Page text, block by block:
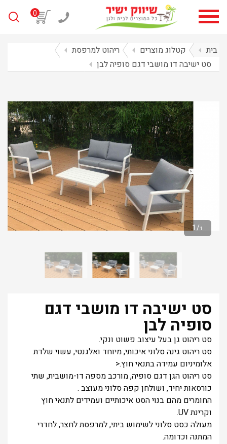
0
בית arrow_left קטלוג מוצרים arrow_left ריהוט למרפסת arrow_left
סט ישיבה דו מושבי דגם סופיה לבן arrow_left
1/1
סט ישיבה דו מושבי דגם
סופיה לבן
סט ריהוט גן בעל עיצוב פשוט ונקי.
סט ריהוט גינה סלוני איכותי, מיוחד ואלגנטי, עשוי שלדת
אלומיניום עמידה בתנאי חוץ.<
סט ריהוט הגן דגם סופיה, מורכב מספה דו-מושבית, שתי
כורסאות יחיד, ושולחן קפה סלוני מעוצב .
החומרים מהם בנוי הסט איכותיים ועמידים לתנאי חוץ
וקרינת UV.
מעולה כסט סלוני לשימוש ביתי, למרפסת לחצר, לחדרי
המתנה וכדומה.